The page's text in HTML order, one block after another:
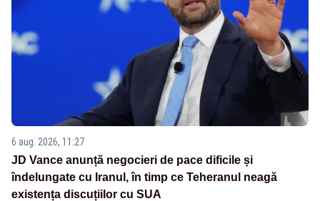
6 aug. 2026, 11:27
JD Vance anunță negocieri de pace dificile și
îndelungate cu Iranul, în timp ce Teheranul neagă
existența discuțiilor cu SUA